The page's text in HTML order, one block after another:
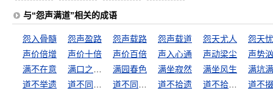
与“怨声满道”相关的成语
怨入骨髓 怨声盈路 怨声载路 怨声载道 怨天尤人
怨天
声价倍增
声价十倍 声价百倍 声入心通 声动梁尘
声势
满不在意
满园春色 满坐寂然 满坐风生
满坑
道不举遗
道不拾遗 道不